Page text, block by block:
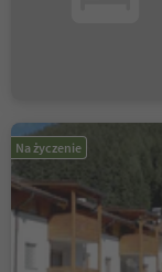
Na życzenie